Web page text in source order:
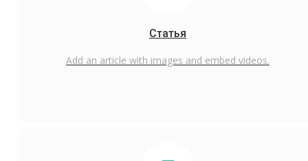
Статья
Add an article with images and embed videos.